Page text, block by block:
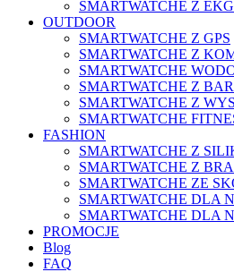
SMARTWATCHE Z EKG
OUTDOOR
SMARTWATCHE Z GPS
SMARTWATCHE Z
SMARTWATCHE
SMARTWATCHE Z
SMARTWATCHE Z
SMARTWATCHE
FASHION
SMARTWATCHE Z
SMARTWATCHE Z
SMARTWATCHE ZE
SMARTWATCHE DLA
SMARTWATCHE DLA
PROMOCJE
Blog
FAQ